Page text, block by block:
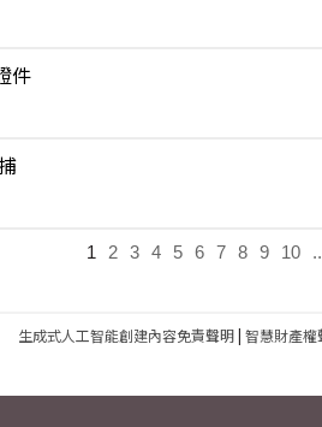
件
1 2 3 4 5 6 7 8 9 10
生成式人工智能創建內容免責聲明| 智慧財產權